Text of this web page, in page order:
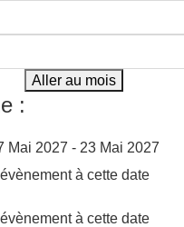
Aller au mois
:
Mai 2027 - 23 Mai 2027
à cette date
à cette date